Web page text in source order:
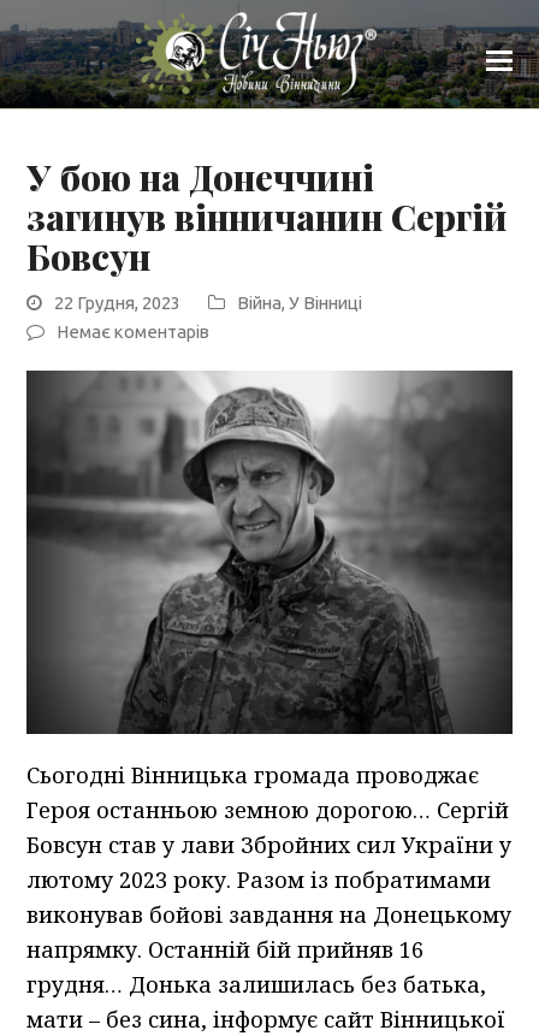
У бою на Донеччині
загинув вінничанин Сергій
Бовсун
22 Грудня, 2023 Війна,У Вінниці
Немає коментарів
Сьогодні Вінницька громада проводжає
Героя останньою земною дорогою… Сергій
Бовсун став у лави Збройних сил України у
лютому 2023 року. Разом із побратимами
виконував бойові завдання на Донецькому
напрямку. Останній бій прийняв 16
грудня… Донька залишилась без батька,
мати – без сина, інформує сайт Вінницької